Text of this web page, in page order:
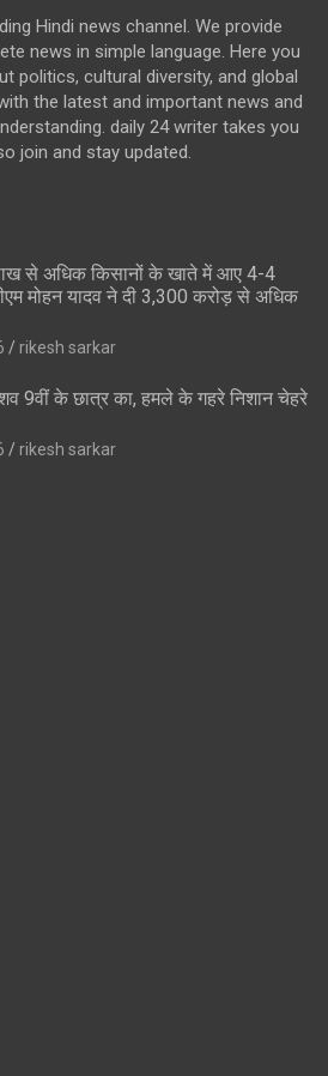
Hindi news channel. We provide
news in simple language. Here you
politics, cultural diversity, and global
the latest and important news and
daily 24 writer takes you
join and stay updated.
से अधिक किसानों के खाते में आए 4-4
मोहन यादव ने दी 3,300 करोड़ से अधिक
rikesh sarkar
9वीं के छात्र का, हमले के गहरे निशान चेहरे
rikesh sarkar